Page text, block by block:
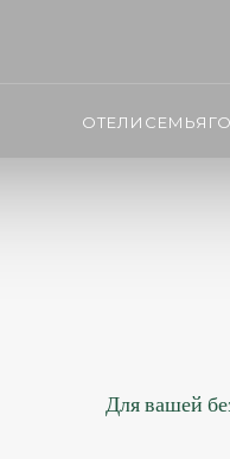
ОТЕЛИ СЕМЬЯ
Для вашей